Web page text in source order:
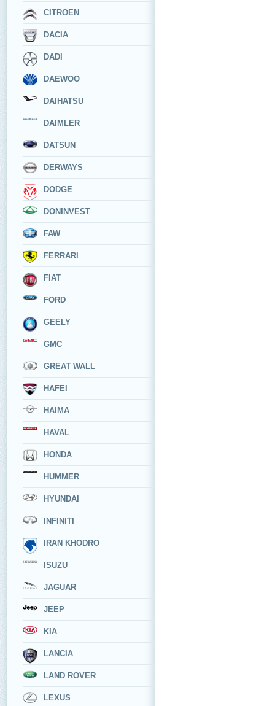
CITROEN
DACIA
DADI
DAEWOO
DAIHATSU
DAIMLER
DATSUN
DERWAYS
DODGE
DONINVEST
FAW
FERRARI
FIAT
FORD
GEELY
GMC
GREAT WALL
HAFEI
HAIMA
HAVAL
HONDA
HUMMER
HYUNDAI
INFINITI
IRAN KHODRO
ISUZU
JAGUAR
JEEP
KIA
LANCIA
LAND ROVER
LEXUS